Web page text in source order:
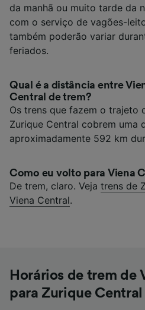
da manhã ou muito tarde da
com o serviço de vagões-
também poderão variar
feriados.
Qual é a distância entre
Central de trem?
Os trens que fazem o trajeto
Zurique Central cobrem uma
aproximadamente 592 km
Como eu volto para Viena
De trem, claro. Veja trens de
Viena Central.
Horários de trem de
para Zurique Central